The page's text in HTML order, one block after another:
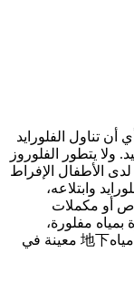
أن تناول الفلورايد
الوحيد. ولا يتطور الفلوروز
الأطفال الإفراط
وابتلاعه،
أو مكملات
مفلورة،
والمستويات الطبيعية العالية من الفلورايد في مياه地下 معينة في